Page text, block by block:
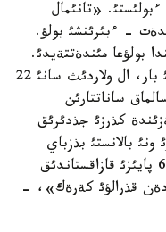
«تانئمال
- ءبئرئنشئ بولؤ.
بولؤعا مئندةتتةيدئ.
ازئرشة ءبئزدئث ساپئمئزدا 16 بوكسشئ بار، ال ولاردئث سانئ 22
ساناتتارئن
كذرزئ جذدئرئق
ونئ بالانستئ بذزباي
جاسايمئز. ويتكةنئ كلؤب قذرامئنئث 60 پايئزئ قازاقستاندئق
لةگيونةردةن قذرالؤئ كةرةك»، -